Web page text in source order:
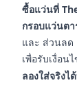
ซื้อแว่นที่
กรอบแว่นต
และ ส่วนลด
เพื่อรับเงื่อน
ลองใส่จริงไ